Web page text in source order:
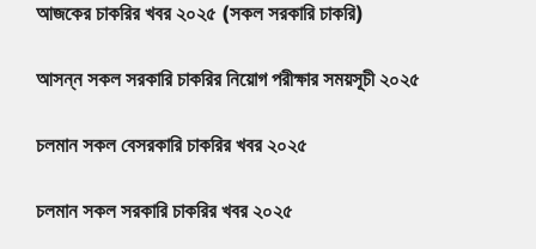
আজকের চাকরির খবর ২০২৫ (সকল সরকারি চাকরি)
আসন্ন সকল সরকারি চাকরির নিয়োগ পরীক্ষার সময়সূচী ২০২৫
চলমান সকল বেসরকারি চাকরির খবর ২০২৫
চলমান সকল সরকারি চাকরির খবর ২০২৫